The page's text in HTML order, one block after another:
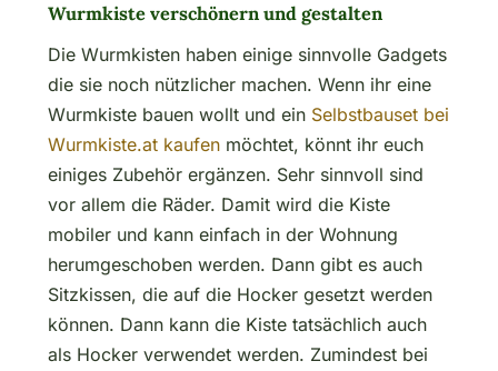
Wurmkiste verschönern und gestalten
Die Wurmkisten haben einige sinnvolle Gadgets
die sie noch nützlicher machen. Wenn ihr eine
Wurmkiste bauen wollt und ein Selbstbauset bei
Wurmkiste.at kaufenmöchtet, könnt ihr euch
einiges Zubehör ergänzen. Sehr sinnvoll sind
vor allem die Räder. Damit wird die Kiste
mobiler und kann einfach in der Wohnung
herumgeschoben werden. Dann gibt es auch
Sitzkissen, die auf die Hocker gesetzt werden
können. Dann kann die Kiste tatsächlich auch
als Hocker verwendet werden. Zumindest bei